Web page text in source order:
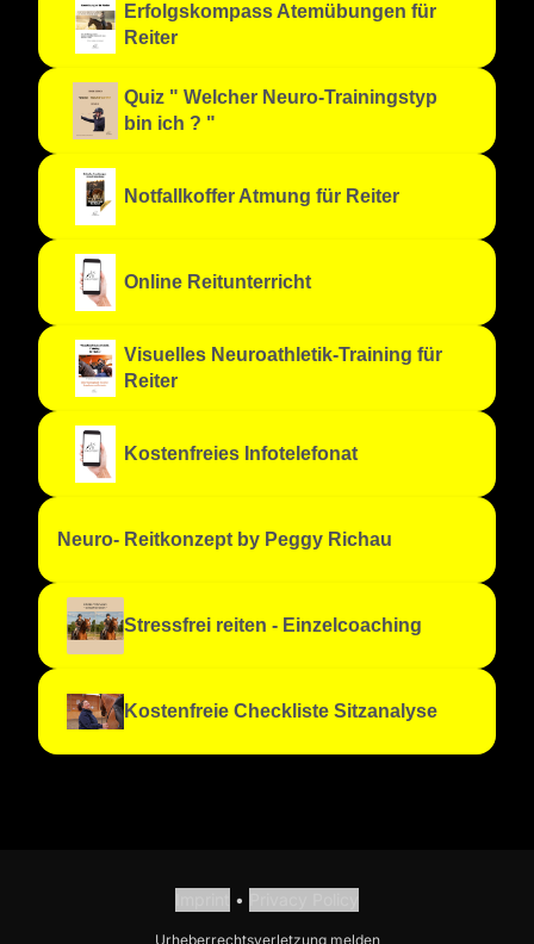
Erfolgskompass Atemübungen für
Reiter
Quiz " Welcher Neuro-Trainingstyp
bin ich ? "
Notfallkoffer Atmung für Reiter
Online Reitunterricht
Visuelles Neuroathletik-Training für
Reiter
Kostenfreies Infotelefonat
Neuro- Reitkonzept by Peggy Richau
Stressfrei reiten - Einzelcoaching
Kostenfreie Checkliste Sitzanalyse
•
Urheberrechtsverletzung melden